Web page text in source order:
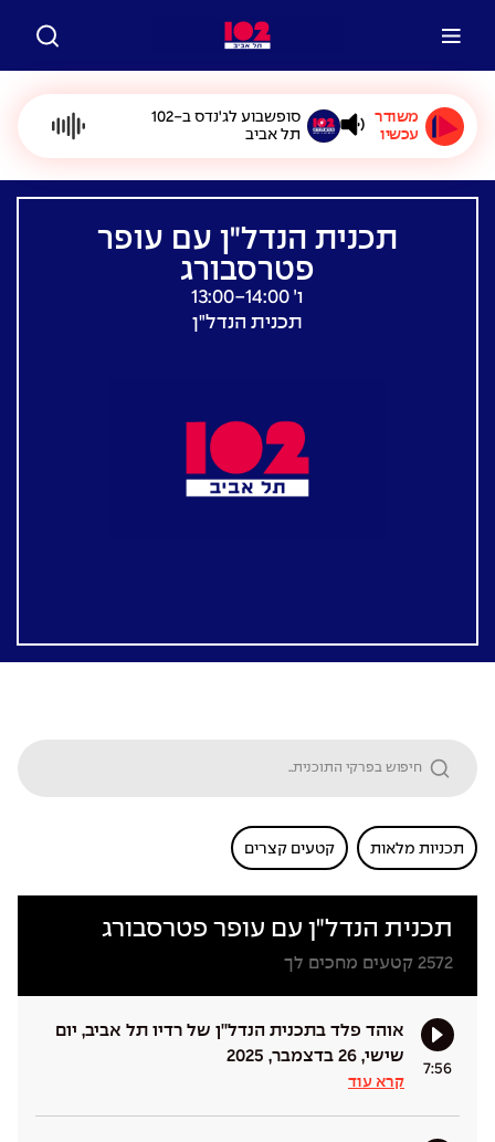
משודר
עכשיו
סופשבוע לג'נדס ב-102
תל אביב
תכנית הנדל"ן עם עופר
פטרסבורג
ו׳ 13:00-14:00
תכנית הנדל"ן
תכניות מלאות קטעים קצרים
תכנית הנדל"ן עם עופר פטרסבורג
2572 קטעים מחכים לך
7:56
אוהד פלד בתכנית הנדל''ן של רדיו תל אביב, יום
שישי, 26 בדצמבר, 2025
קרא עוד